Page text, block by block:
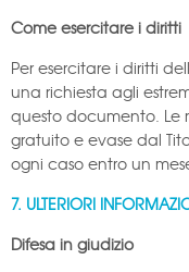
Come esercitare i diritti
Per esercitare i diritti
una richiesta agli
questo documento. Le
gratuito e evase dal
ogni caso entro un
7. ULTERIORI
Difesa in giudizio